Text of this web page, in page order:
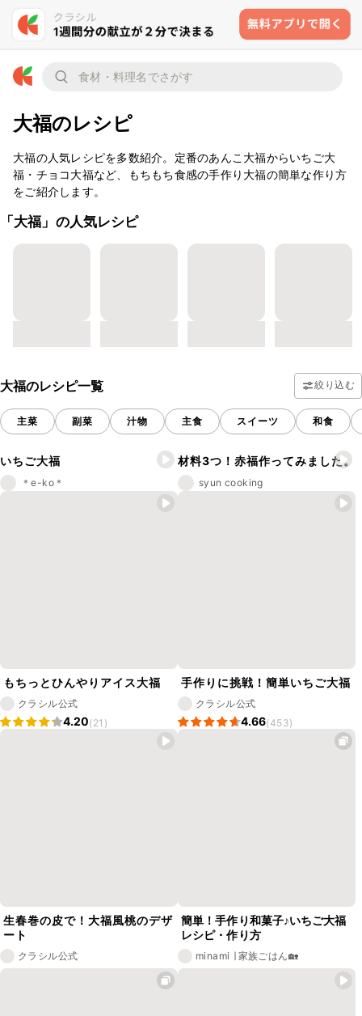
大福のレシピ
大福の人気レシピを多数紹介。定番のあんこ大福からいちご大
福・チョコ大福など、もちもち食感の手作り大福の簡単な作り方
をご紹介します。
「大福」の人気レシピ
大福のレシピ一覧 絞り込む
主菜 副菜 汁物 主食 スイーツ 和食
いちご大福
＊e-ko＊
材料3つ！赤福作ってみました。
syun cooking
もちっとひんやりアイス大福
クラシル公式
4.20(21)
手作りに挑戦！簡単いちご大福
クラシル公式
4.66(453)
生春巻の皮で！大福風桃のデザ
ート
クラシル公式
簡単！手作り和菓子♪いちご大福
レシピ・作り方
minami ∣ 家族ごはん🏡